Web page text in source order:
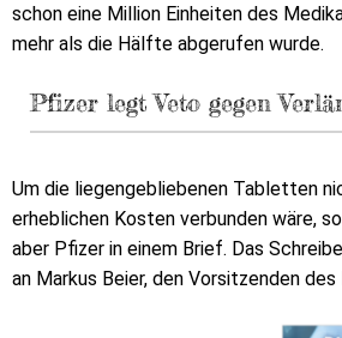
schon eine Million Einheiten des
mehr als die Hälfte abgerufen wurde.
Pfizer legt Veto gegen
Um die liegengebliebenen Tabletten
erheblichen Kosten verbunden wäre,
aber Pfizer in einem Brief. Das
an Markus Beier, den Vorsitzenden